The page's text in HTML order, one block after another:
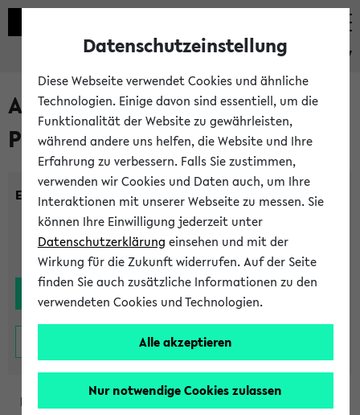
eKVV
Alle noch stattfindenden
Prüfungen
Einrichtung:
Datenschutzeinstellung
Diese Webseite verwendet Cookies und ähnliche
Technologien. Einige davon sind essentiell, um die
Funktionalität der Website zu gewährleisten,
während andere uns helfen, die Website und Ihre
Erfahrung zu verbessern. Falls Sie zustimmen,
verwenden wir Cookies und Daten auch, um Ihre
Interaktionen mit unserer Webseite zu messen. Sie
können Ihre Einwilligung jederzeit unter
Datenschutzerklärung einsehen und mit der
Wirkung für die Zukunft widerrufen. Auf der Seite
finden Sie auch zusätzliche Informationen zu den
verwendeten Cookies und Technologien.
Alle akzeptieren
Nur notwendige Cookies zulassen